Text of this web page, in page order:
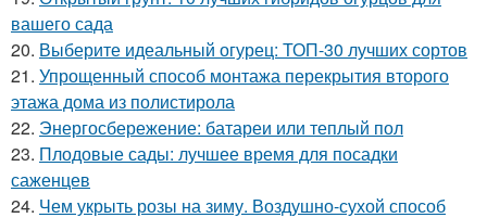
вашего сада
20. Выберите идеальный огурец: ТОП-30 лучших сортов
21. Упрощенный способ монтажа перекрытия второго
этажа дома из полистирола
22. Энергосбережение: батареи или теплый пол
23. Плодовые сады: лучшее время для посадки
саженцев
24. Чем укрыть розы на зиму. Воздушно-сухой способ